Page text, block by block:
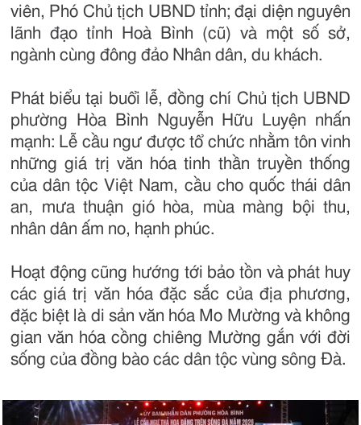
viên, Phó Chủ tịch UBND tỉnh; đại diện nguyên
lãnh đạo tỉnh Hoà Bình (cũ) và một số sở,
ngành cùng đông đảo Nhân dân, du khách.
Phát biểu tại buổi lễ, đồng chí Chủ tịch UBND
phường Hòa Bình Nguyễn Hữu Luyện nhấn
mạnh: Lễ cầu ngư được tổ chức nhằm tôn vinh
những giá trị văn hóa tinh thần truyền thống
của dân tộc Việt Nam, cầu cho quốc thái dân
an, mưa thuận gió hòa, mùa màng bội thu,
nhân dân ấm no, hạnh phúc.
Hoạt động cũng hướng tới bảo tồn và phát huy
các giá trị văn hóa đặc sắc của địa phương,
đặc biệt là di sản văn hóa Mo Mường và không
gian văn hóa cồng chiêng Mường gắn với đời
sống của đồng bào các dân tộc vùng sông Đà.